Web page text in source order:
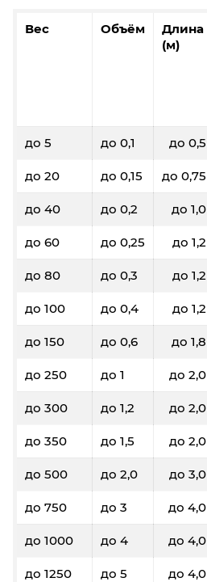
Вес Объём
Длина
(м)
до 5 до 0,1 до 0,5
до 20 до 0,15 до 0,75
до 40 до 0,2 до 1,0
до 60 до 0,25 до 1,2
до 80 до 0,3 до 1,2
до 100 до 0,4 до 1,2
до 150 до 0,6 до 1,8
до 250 до 1 до 2,0
до 300 до 1,2 до 2,0
до 350 до 1,5 до 2,0
до 500 до 2,0 до 3,0
до 750 до 3 до 4,0
до 1000 до 4 до 4,0
до 1250 до 5 до 4,0